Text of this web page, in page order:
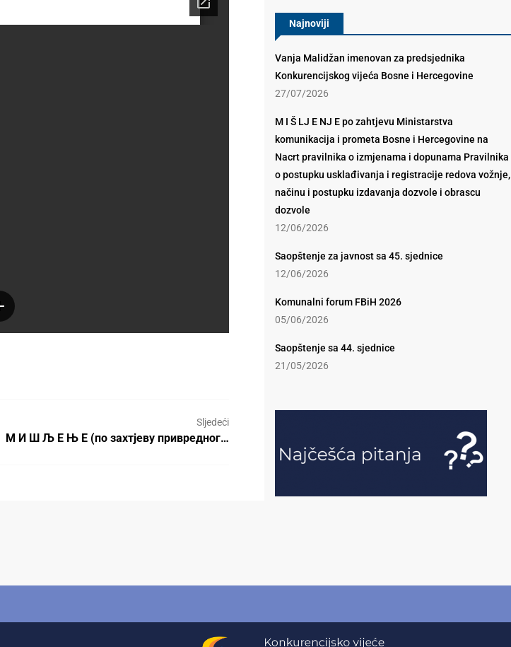
Sljedeći
М И Ш Љ Е Њ Е (по захтјеву привредног…
Najnoviji
Vanja Malidžan imenovan za predsjednika
Konkurencijskog vijeća Bosne i Hercegovine
27/07/2026
M I Š LJ E NJ E po zahtjevu Ministarstva
komunikacija i prometa Bosne i Hercegovine na
Nacrt pravilnika o izmjenama i dopunama Pravilnika
o postupku usklađivanja i registracije redova vožnje,
načinu i postupku izdavanja dozvole i obrascu
dozvole
12/06/2026
Saopštenje za javnost sa 45. sjednice
12/06/2026
Komunalni forum FBiH 2026
05/06/2026
Saopštenje sa 44. sjednice
21/05/2026